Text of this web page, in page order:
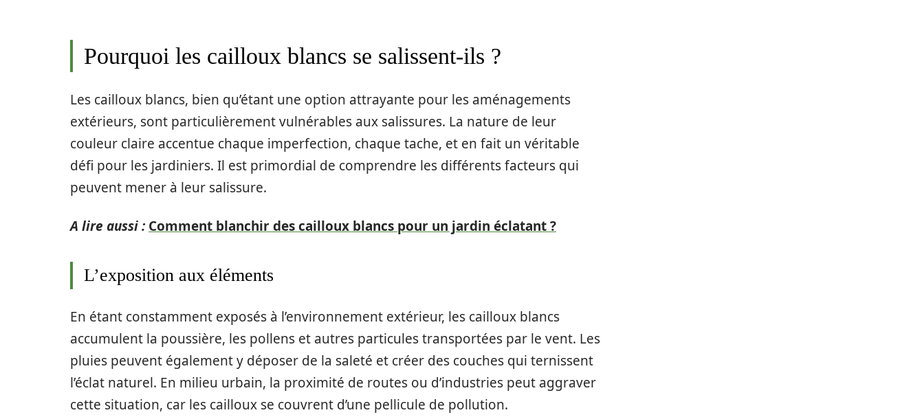
Pourquoi les cailloux blancs se salissent-ils ?
Les cailloux blancs, bien qu’étant une option attrayante pour les aménagements
extérieurs, sont particulièrement vulnérables aux salissures. La nature de leur
couleur claire accentue chaque imperfection, chaque tache, et en fait un véritable
défi pour les jardiniers. Il est primordial de comprendre les différents facteurs qui
peuvent mener à leur salissure.
A lire aussi : Comment blanchir des cailloux blancs pour un jardin éclatant ?
L’exposition aux éléments
En étant constamment exposés à l’environnement extérieur, les cailloux blancs
accumulent la poussière, les pollens et autres particules transportées par le vent. Les
pluies peuvent également y déposer de la saleté et créer des couches qui ternissent
l’éclat naturel. En milieu urbain, la proximité de routes ou d’industries peut aggraver
cette situation, car les cailloux se couvrent d’une pellicule de pollution.